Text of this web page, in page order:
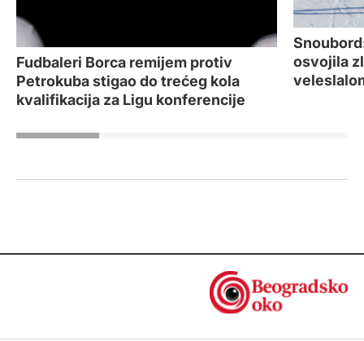
Fudbaleri Borca remijem protiv
Petrokuba stigao do trećeg kola
kvalifikacija za Ligu konferencije
osvojila